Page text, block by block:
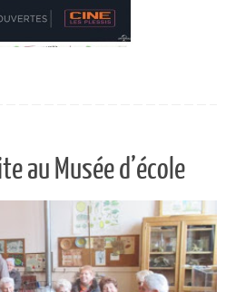
au Musée d’école